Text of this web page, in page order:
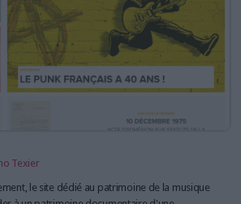
Texier
le site dédié au patrimoine de la musique